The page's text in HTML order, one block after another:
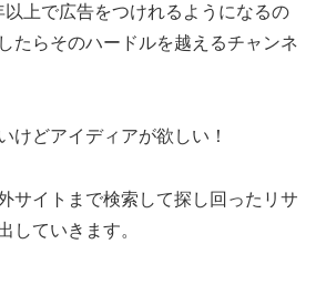
上で広告をつけれるようになるの
たらそのハードルを越えるチャンネ
けどアイディアが欲しい！
サイトまで検索して探し回ったリサ
していきます。